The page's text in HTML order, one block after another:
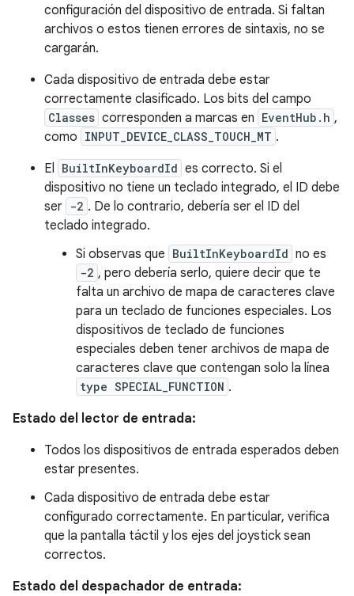
configuración del dispositivo de entrada. Si faltan
archivos o estos tienen errores de sintaxis, no se
cargarán.
Cada dispositivo de entrada debe estar
correctamente clasificado. Los bits del campo
Classes corresponden a marcas en EventHub.h ,
como INPUT_DEVICE_CLASS_TOUCH_MT .
El BuiltInKeyboardId es correcto. Si el
dispositivo no tiene un teclado integrado, el ID debe
ser -2 . De lo contrario, debería ser el ID del
teclado integrado.
Si observas que BuiltInKeyboardId no es
-2 , pero debería serlo, quiere decir que te
falta un archivo de mapa de caracteres clave
para un teclado de funciones especiales. Los
dispositivos de teclado de funciones
especiales deben tener archivos de mapa de
caracteres clave que contengan solo la línea
type SPECIAL_FUNCTION .
Estado del lector de entrada:
Todos los dispositivos de entrada esperados deben
estar presentes.
Cada dispositivo de entrada debe estar
configurado correctamente. En particular, verifica
que la pantalla táctil y los ejes del joystick sean
correctos.
Estado del despachador de entrada: